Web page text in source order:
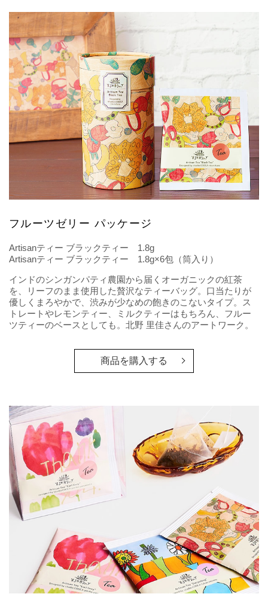
フルーツゼリー パッケージ
Artisanティー ブラックティー 1.8g
Artisanティー ブラックティー 1.8g×6包（筒入り）
インドのシンガンパティ農園から届くオーガニックの紅茶
を、リーフのまま使用した贅沢なティーバッグ。口当たりが
優しくまろやかで、渋みが少なめの飽きのこないタイプ。ス
トレートやレモンティー、ミルクティーはもちろん、フルー
ツティーのベースとしても。北野 里佳さんのアートワーク。
商品を購入する